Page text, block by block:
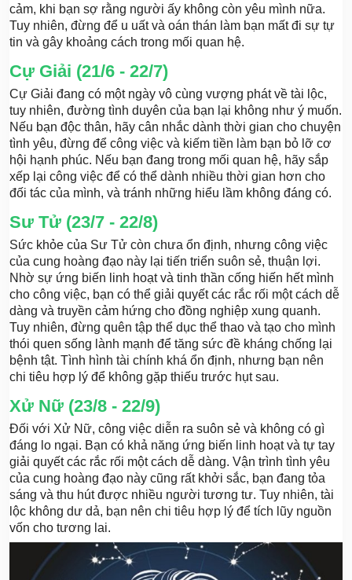
cảm, khi bạn sợ rằng người ấy không còn yêu mình nữa.
Tuy nhiên, đừng để u uất và oán thán làm bạn mất đi sự tự
tin và gây khoảng cách trong mối quan hệ.
Cự Giải (21/6 - 22/7)
Cự Giải đang có một ngày vô cùng vượng phát về tài lộc,
tuy nhiên, đường tình duyên của bạn lại không như ý muốn.
Nếu bạn độc thân, hãy cân nhắc dành thời gian cho chuyện
tình yêu, đừng để công việc và kiếm tiền làm bạn bỏ lỡ cơ
hội hạnh phúc. Nếu bạn đang trong mối quan hệ, hãy sắp
xếp lại công việc để có thể dành nhiều thời gian hơn cho
đối tác của mình, và tránh những hiểu lầm không đáng có.
Sư Tử (23/7 - 22/8)
Sức khỏe của Sư Tử còn chưa ổn định, nhưng công việc
của cung hoàng đạo này lại tiến triển suôn sẻ, thuận lợi.
Nhờ sự ứng biến linh hoạt và tinh thần cống hiến hết mình
cho công việc, bạn có thể giải quyết các rắc rối một cách dễ
dàng và truyền cảm hứng cho đồng nghiệp xung quanh.
Tuy nhiên, đừng quên tập thể dục thể thao và tạo cho mình
thói quen sống lành mạnh để tăng sức đề kháng chống lại
bệnh tật. Tình hình tài chính khá ổn định, nhưng bạn nên
chi tiêu hợp lý để không gặp thiếu trước hụt sau.
Xử Nữ (23/8 - 22/9)
Đối với Xử Nữ, công việc diễn ra suôn sẻ và không có gì
đáng lo ngại. Bạn có khả năng ứng biến linh hoạt và tự tay
giải quyết các rắc rối một cách dễ dàng. Vận trình tình yêu
của cung hoàng đạo này cũng rất khởi sắc, bạn đang tỏa
sáng và thu hút được nhiều người tương tư. Tuy nhiên, tài
lộc không dư dả, bạn nên chi tiêu hợp lý để tích lũy nguồn
vốn cho tương lai.